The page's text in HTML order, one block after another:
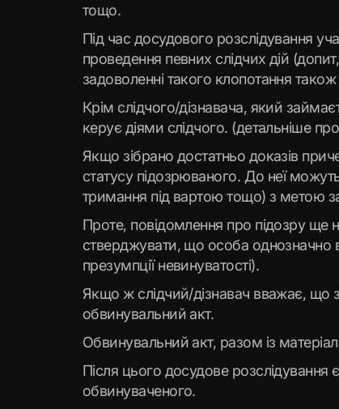
тощо.
Під час досудового розслідування
проведення певних слідчих дій
задоволенні такого клопотання
Крім слідчого/дізнавача, який
керує діями слідчого. (детальніше
Якщо зібрано достатньо доказів
статусу підозрюваного. До неї
тримання під вартою тощо) з метою
Проте, повідомлення про підозру ще
стверджувати, що особа однозначно
презумпції невинуватості).
Якщо ж слідчий/дізнавач вважає, що
обвинувальний акт.
Обвинувальний акт, разом із
Після цього досудове
обвинуваченого.